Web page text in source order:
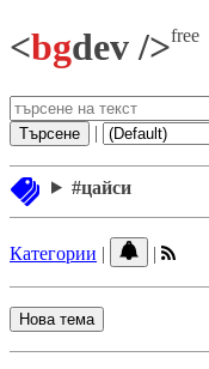
<bgdev />free
Търсене |
#цайси
Категории | |
Нова тема